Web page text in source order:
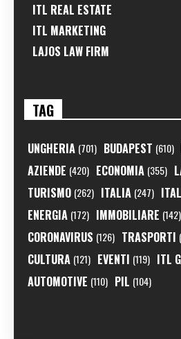
ITL REAL ESTATE
ITL MARKETING
LAJOS LAW FIRM
TAG
UNGHERIA (701) BUDAPEST (610)
AZIENDE (420) ECONOMIA (355)
TURISMO (262) ITALIA (247)
ENERGIA (172) IMMOBILIARE (142)
CORONAVIRUS (126) TRASPORTI
CULTURA (121) EVENTI (119) ITL
AUTOMOTIVE (110) PIL (104)